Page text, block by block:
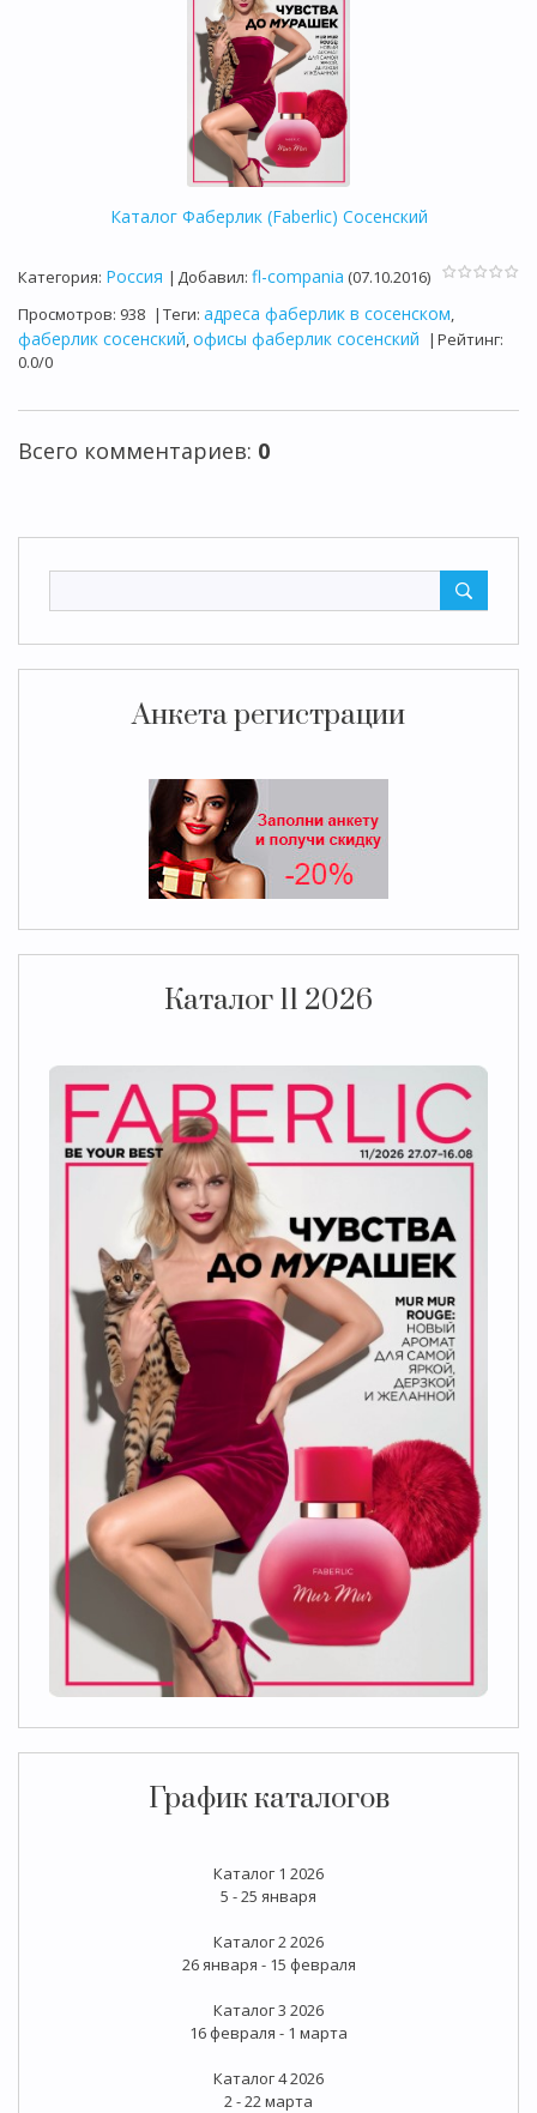
Анкета регистрации
Каталог 11 2026
График каталогов
Каталог 1 2026
5 - 25 января
Каталог 2 2026
26 января - 15 февраля
Каталог 3 2026
16 февраля - 1 марта
Каталог 4 2026
2 - 22 марта
Каталог Фаберлик (Faberlic) Сосенский
Категория: Россия | Добавил: fl-compania (07.10.2016)
Просмотров: 938 | Теги: адреса фаберлик в сосенском,
фаберлик сосенский,офисы фаберлик сосенский | Рейтинг:
0.0/0
Всего комментариев: 0